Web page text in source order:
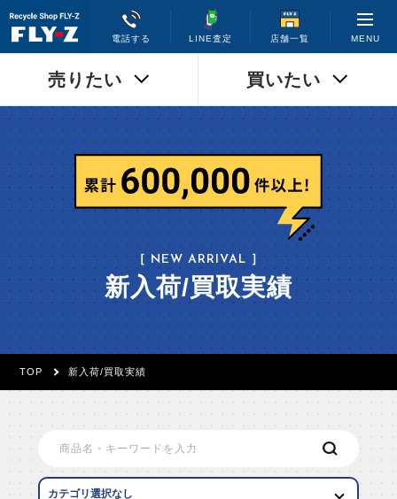
電話する LINE査定 店舗一覧 MENU
売りたい 買いたい
［ NEW ARRIVAL ］
新入荷/買取実績
TOP 新入荷/買取実績